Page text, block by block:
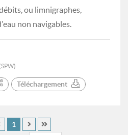
ou limnigraphes,
non navigables.
Téléchargement
1